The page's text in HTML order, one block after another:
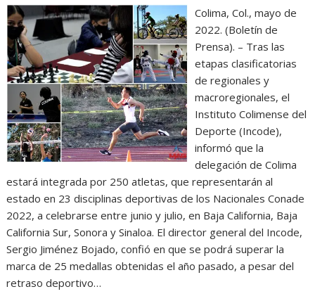
Colima, Col., mayo de
2022. (Boletín de
Prensa). – Tras las
etapas clasificatorias
de regionales y
macroregionales, el
Instituto Colimense del
Deporte (Incode),
informó que la
delegación de Colima
estará integrada por 250 atletas, que representarán al
estado en 23 disciplinas deportivas de los Nacionales Conade
2022, a celebrarse entre junio y julio, en Baja California, Baja
California Sur, Sonora y Sinaloa. El director general del Incode,
Sergio Jiménez Bojado, confió en que se podrá superar la
marca de 25 medallas obtenidas el año pasado, a pesar del
retraso deportivo…